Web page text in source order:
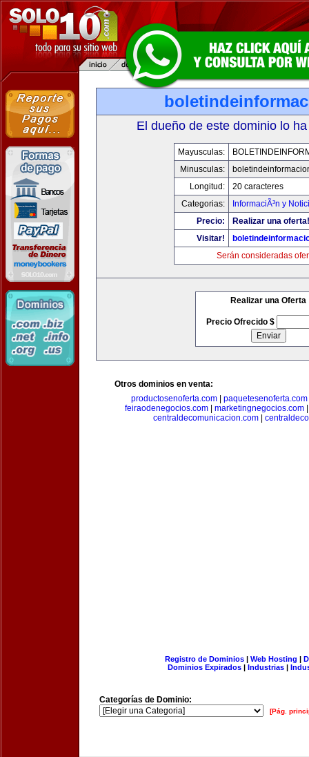
El dueño de este dominio lo
Mayusculas:
Minusculas:
Longitud:
20 caracteres
Categorias:
InformaciÃ³n y
Precio:
Realizar una oferta!
Visitar!
Serán consideradas
Realizar una Oferta
Precio Ofrecido $
Otros dominios en venta:
productosenoferta.com| paquetesenoferta.com
feiraodenegocios.com
marketingnegocios.com
centraldecomunicacion.com
Registro de Dominios| Web Hosting |
Dominios Expirados | Industrias |
Categorías de Dominio:
[Pág.